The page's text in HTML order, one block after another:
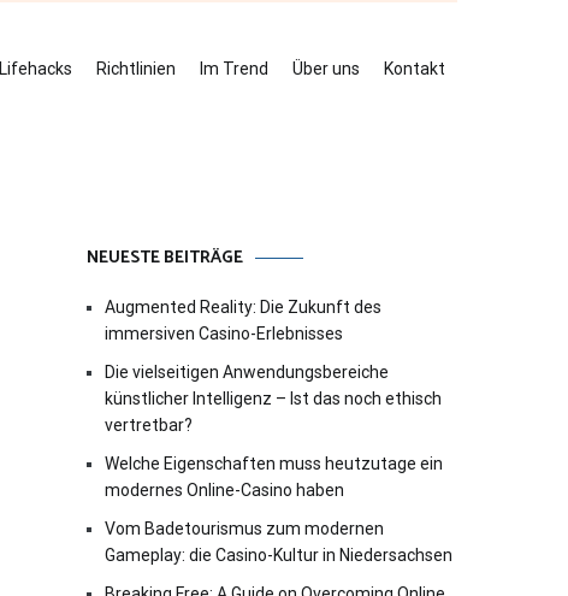
Lifehacks Richtlinien Im Trend Über uns Kontakt
NEUESTE BEITRÄGE
Augmented Reality: Die Zukunft des
immersiven Casino-Erlebnisses
Die vielseitigen Anwendungsbereiche
künstlicher Intelligenz – Ist das noch ethisch
vertretbar?
Welche Eigenschaften muss heutzutage ein
modernes Online-Casino haben
Vom Badetourismus zum modernen
Gameplay: die Casino-Kultur in Niedersachsen